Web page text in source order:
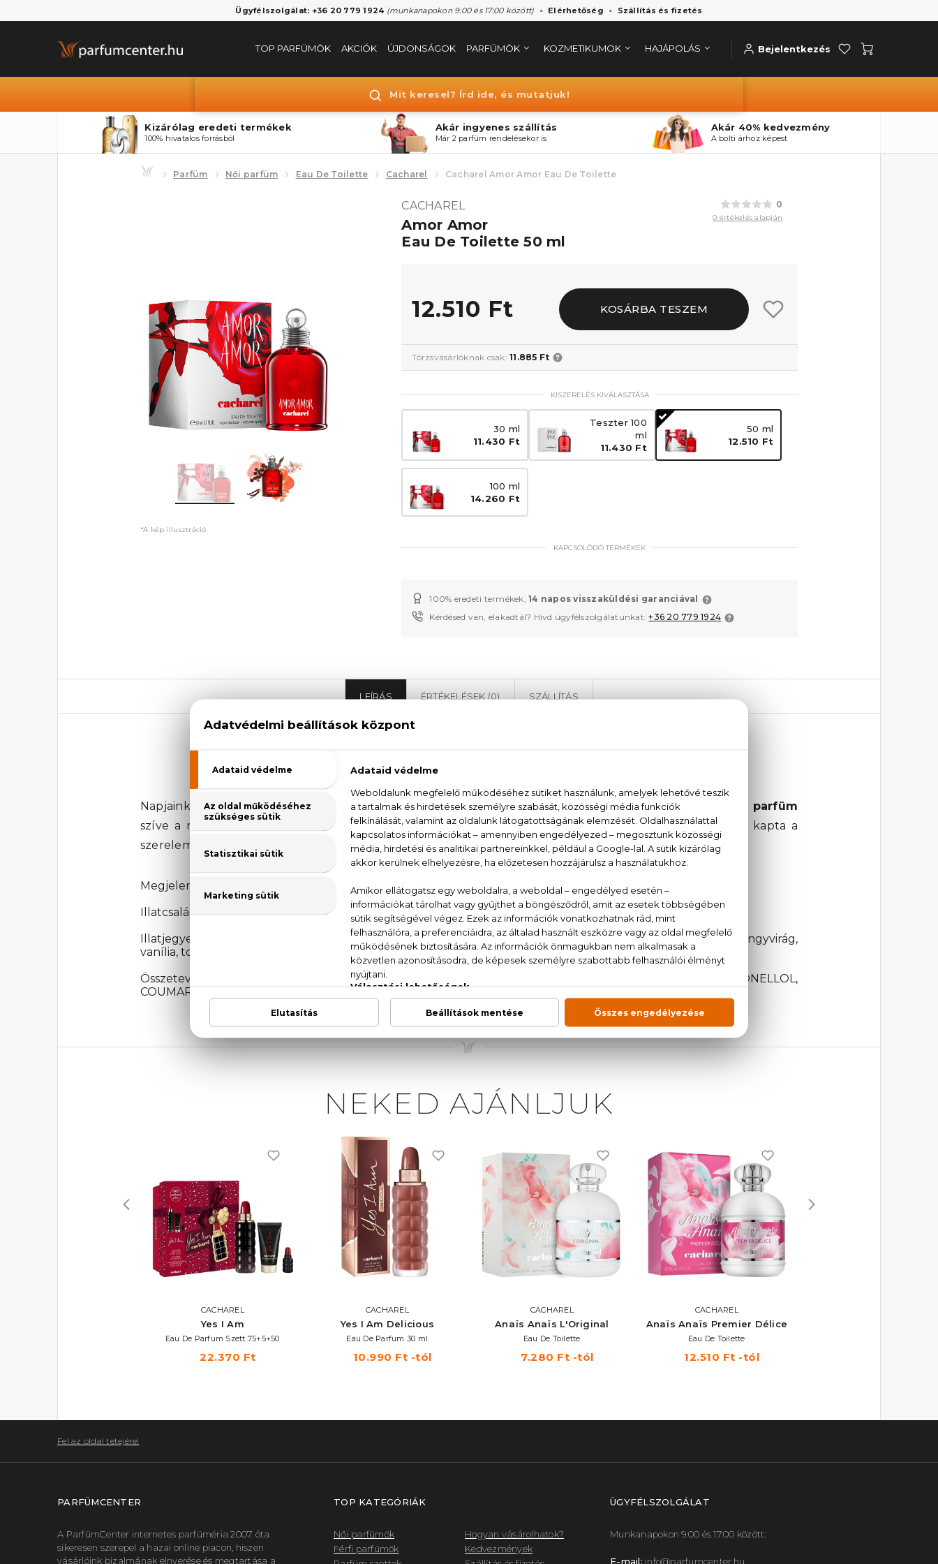
Ügyfélszolgálat: +36 20 779 1924 (munkanapokon 9:00 és 17:00 között) Elérhetőség Szállítás és fizetés
TOP PARFÜMÖK AKCIÓK ÚJDONSÁGOK PARFÜMÖK KOZMETIKUMOK HAJÁPOLÁS Bejelentkezés
Mit keresel? Írd ide, és mutatjuk!
Kizárólag eredeti termékek
100% hivatalos forrásból
Akár ingyenes szállítás
Már 2 parfüm rendelésekor is
Akár 40% kedvezmény
A bolti árhoz képest
Parfüm Női parfüm Eau De Toilette Cacharel Cacharel Amor Amor Eau De Toilette
*A kép illusztráció
0
0 értékelés alapján
CACHAREL
Amor Amor
Eau De Toilette 50 ml
12.510 Ft KOSÁRBA TESZEM
Törzsvásárlóknak csak:11.885 Ft
KISZERELÉS KIVÁLASZTÁSA
30 ml
11.430 Ft
Teszter 100
ml
11.430 Ft
50 ml
12.510 Ft
100 ml
14.260 Ft
KAPCSOLÓDÓ TERMÉKEK
100% eredeti termékek,14 napos visszaküldési garanciával
Kérdésed van, elakadtál? Hívd ügyfélszolgálatunkat:+36 20 779 1924
LEÍRÁS ÉRTÉKELÉSEK (0) SZÁLLÍTÁS
Cacharel Amor Amor Eau De Toilette
Napjaink egyik legdivatosabb illatát alkották meg aparfümőrök aCacharel Amor Amorszemélyében: a parfüm
szíve a rózsa, melyhez a friss és lédús gyömölcsök asszisztálnak. Érzéki és nőies illata nem véletlenül kapta a
szerelem nevet. Az
szenvedélyesparfüm, mely elképesztő reakciókat vált ki a férfiakból.
Megjelenési év: 2003
Illatcsalád: Virágos-gyümölcsös
Illatjegyek: bergamott, fekete ribizli, narancs, mandarin, grapefruit, sárgabarack, rózsa, jázmin, liliom, gyöngyvirág,
vanília, tonkabab, pézsma, borostyánkő, cédrus
Összetevők: ALCOHOL, PARFUM / FRAGRANCE, AQUA / WATER, LIMONENE, HYDROXYCITRONELLAL, CITRONELLOL,
COUMARIN, BHT, GERANIOL, LINALOOL, ANISE ALCOHOL, CITRAL (F.I.L. B30454/1).
NEKED AJÁNLJUK
CACHAREL
Yes I Am
Eau De Parfum Szett 75+5+50
22.370 Ft
CACHAREL
Yes I Am Delicious
Eau De Parfum 30 ml
10.990 Ft -tól
CACHAREL
Anaïs Anaïs L'Original
Eau De Toilette
7.280 Ft -tól
CACHAREL
Anaïs Anaïs Premier Délice
Eau De Toilette
12.510 Ft -tól
Fel az oldal tetejére!
PARFÜMCENTER
A ParfümCenter internetes parfüméria 2007. óta
sikeresen szerepel a hazai online piacon, hiszen
vásárlóink bizalmának elnyerése és megtartása a
TOP KATEGÓRIÁK
Női parfümök
Férfi parfümök
Hogyan vásárolhatok?
Kedvezmények
ÜGYFÉLSZOLGÁLAT
Munkanapokon 9:00 és 17:00 között:
E-mail: info@parfumcenter.hu